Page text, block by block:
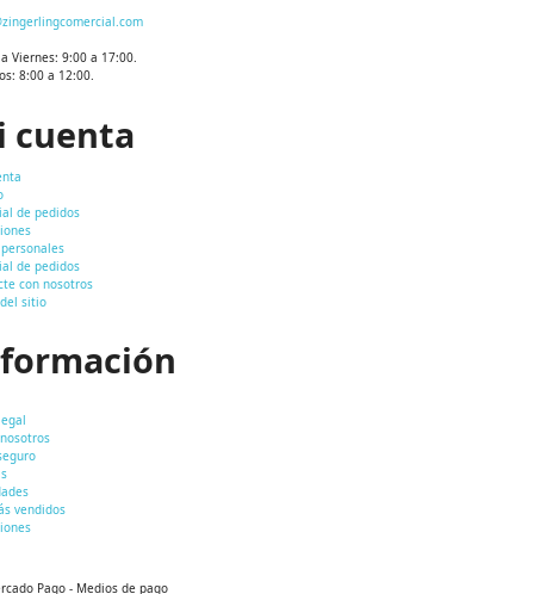
Viernes: 9:00 a 17:00.
8:00 a 12:00.
cuenta
de pedidos
de pedidos
con nosotros
sitio
vendidos